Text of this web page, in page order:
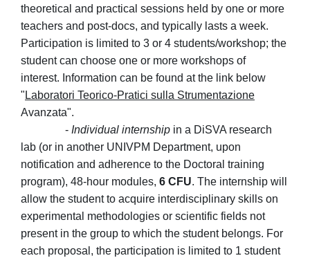
theoretical and practical sessions held by one or more
teachers and post-docs, and typically lasts a week.
Participation is limited to 3 or 4 students/workshop; the
student can choose one or more workshops of
interest. Information can be found at the link below
" Laboratori Teorico-Pratici sulla Strumentazione
Avanzata".
- Individual internship in a DiSVA research
lab (or in another UNIVPM Department, upon
notification and adherence to the Doctoral training
program), 48-hour modules, 6 CFU. The internship will
allow the student to acquire interdisciplinary skills on
experimental methodologies or scientific fields not
present in the group to which the student belongs. For
each proposal, the participation is limited to 1 student